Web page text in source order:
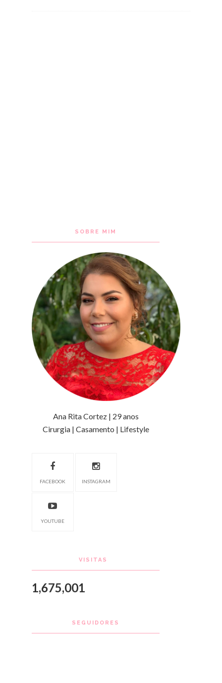
SOBRE MIM
Ana Rita Cortez | 29 anos
Cirurgia | Casamento | Lifestyle
FACEBOOK INSTAGRAM
YOUTUBE
VISITAS
1,675,001
SEGUIDORES